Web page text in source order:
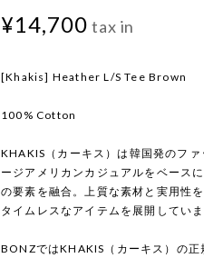
¥14,700 tax in
[Khakis] Heather L/S Tee Brown
100% Cotton
KHAKIS（カーキス）は韓国発のフ
ージアメリカンカジュアルをベース
の要素を融合。上質な素材と実用性
タイムレスなアイテムを展開してい
BONZではKHAKIS（カーキス）の